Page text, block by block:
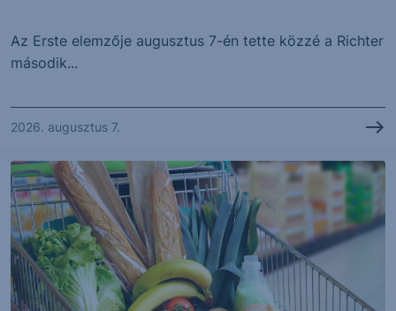
Az Erste elemzője augusztus 7-én tette közzé a Richter
második...
2026. augusztus 7.